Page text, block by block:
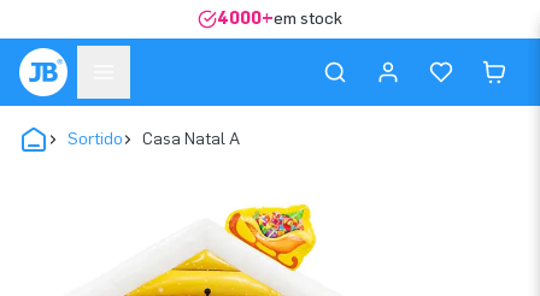
4000+em stock
Sortido Casa Natal A